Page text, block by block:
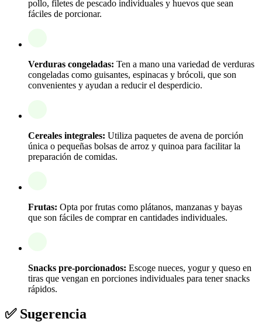
pollo, filetes de pescado individuales y huevos que sean
fáciles de porcionar.
Verduras congeladas: Ten a mano una variedad de verduras
congeladas como guisantes, espinacas y brócoli, que son
convenientes y ayudan a reducir el desperdicio.
Cereales integrales: Utiliza paquetes de avena de porción
única o pequeñas bolsas de arroz y quinoa para facilitar la
preparación de comidas.
Frutas: Opta por frutas como plátanos, manzanas y bayas
que son fáciles de comprar en cantidades individuales.
Snacks pre-porcionados: Escoge nueces, yogur y queso en
tiras que vengan en porciones individuales para tener snacks
rápidos.
✅ Sugerencia